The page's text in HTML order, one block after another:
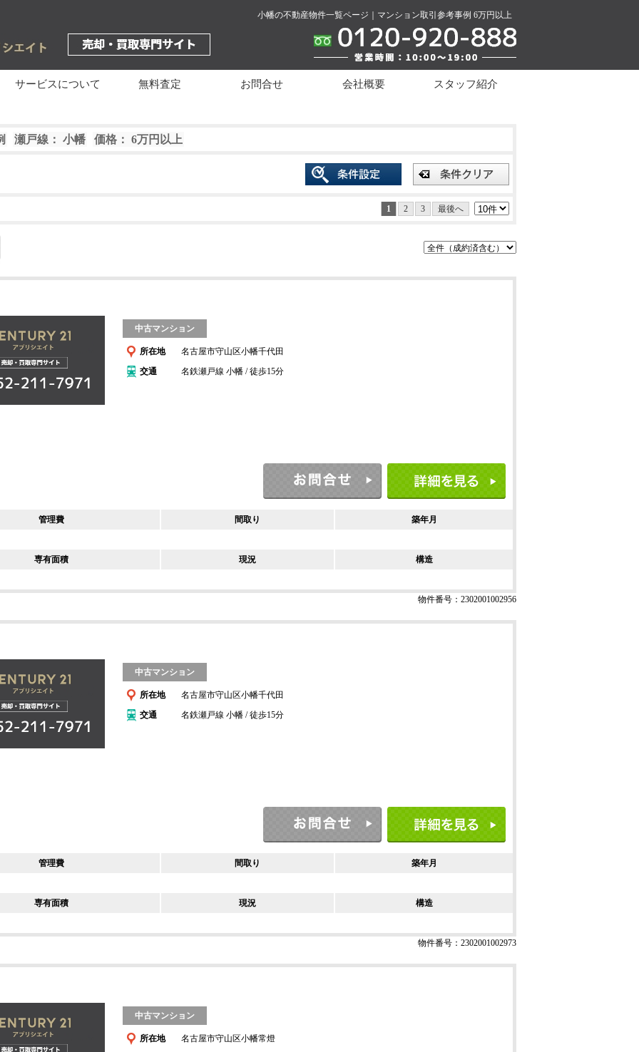
小幡の不動産物件一覧ページ｜マンション取引参考事例 6万円以上
サービスについて 無料査定 お問合せ 会社概要 スタッフ紹介
瀬戸線： 小幡 価格： 6万円以上
1 2 3 最後へ
中古マンション
所在地
名古屋市守山区小幡千代田
交通
名鉄瀬戸線 小幡 / 徒歩15分
管理費 間取り 築年月
専有面積 現況 構造
物件番号：2302001002956
中古マンション
所在地
名古屋市守山区小幡千代田
交通
名鉄瀬戸線 小幡 / 徒歩15分
管理費 間取り 築年月
専有面積 現況 構造
物件番号：2302001002973
中古マンション
所在地
名古屋市守山区小幡常燈